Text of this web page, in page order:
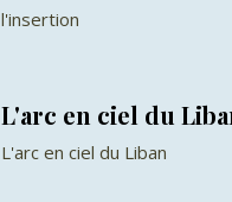
l'insertion
L'arc en ciel du
L'arc en ciel du Liban